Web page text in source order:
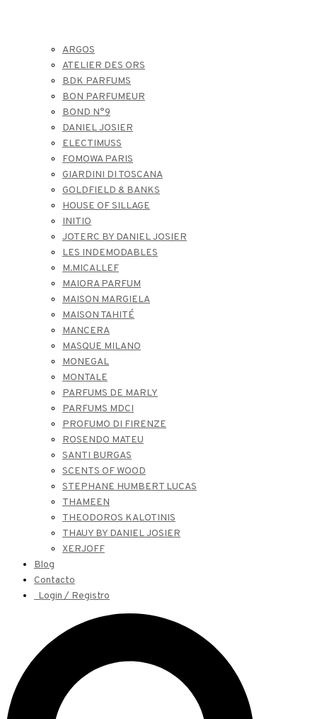
ARGOS
ATELIER DES ORS
BDK PARFUMS
BON PARFUMEUR
BOND N°9
DANIEL JOSIER
ELECTIMUSS
FOMOWA PARIS
GIARDINI DI TOSCANA
GOLDFIELD & BANKS
HOUSE OF SILLAGE
INITIO
JOTERC BY DANIEL JOSIER
LES INDEMODABLES
M.MICALLEF
MAIORA PARFUM
MAISON MARGIELA
MAISON TAHITÉ
MANCERA
MASQUE MILANO
MONEGAL
MONTALE
PARFUMS DE MARLY
PARFUMS MDCI
PROFUMO DI FIRENZE
ROSENDO MATEU
SANTI BURGAS
SCENTS OF WOOD
STEPHANE HUMBERT LUCAS
THAMEEN
THEODOROS KALOTINIS
THAUY BY DANIEL JOSIER
XERJOFF
Blog
Contacto
Login / Registro